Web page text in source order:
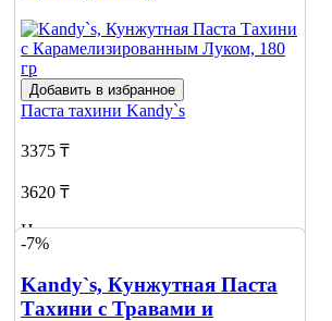
Добавить в избранное
Паста тахини Kandy`s
3375 ₸
3620 ₸
Нет в наличии
о наличии
-7%
Kandy`s, Кунжутная Паста
Тахини с Травами и